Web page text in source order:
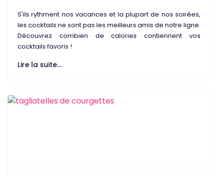
S'ils rythment nos vacances et la plupart de nos soirées,
les cocktails ne sont pas les meilleurs amis de notre ligne.
Découvrez combien decaloriescontiennent vos
cocktailsfavoris !
Lire la suite...